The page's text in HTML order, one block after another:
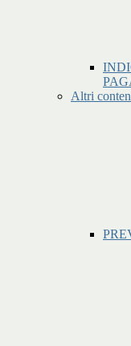
Altri